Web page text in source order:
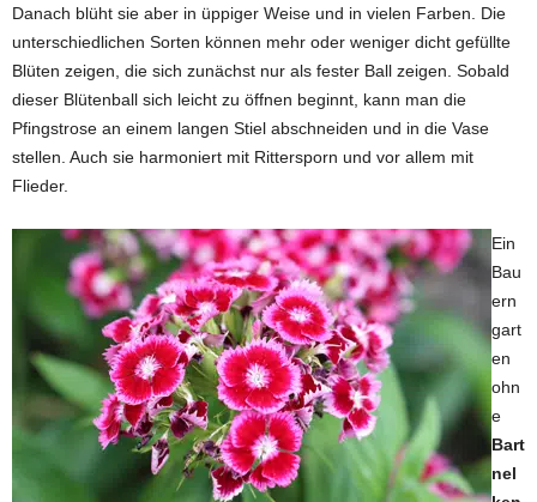
Danach blüht sie aber in üppiger Weise und in vielen Farben. Die
unterschiedlichen Sorten können mehr oder weniger dicht gefüllte
Blüten zeigen, die sich zunächst nur als fester Ball zeigen. Sobald
dieser Blütenball sich leicht zu öffnen beginnt, kann man die
Pfingstrose an einem langen Stiel abschneiden und in die Vase
stellen. Auch sie harmoniert mit Rittersporn und vor allem mit
Flieder.
Ein
Bau
ern
gart
en
ohn
e
Bart
nel